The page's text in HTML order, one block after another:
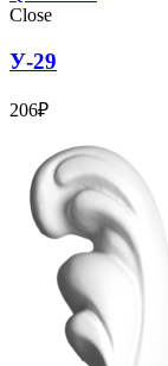
Close
У-29
206₽